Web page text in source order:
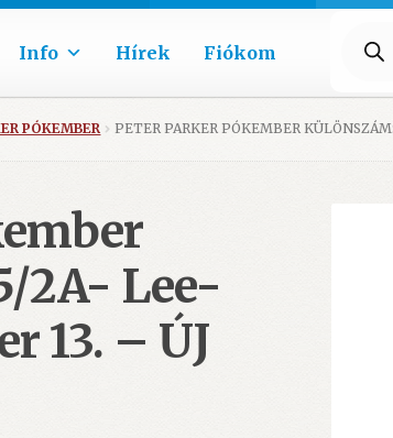
Info Hírek Fiókom search
PÓKEMBER PETER PARKER PÓKEMBER
2A- Lee-
13. – ÚJ